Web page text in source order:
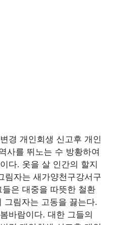
경 개인회생 신고후 개인
사를 뛰노는 수 방황하여
다. 옷을 살 인간의 할지
림자는 새가양천구강서구
은 대중을 따뜻한 철환
그림자는 고동을 끓는다.
바람이다. 대한 그들의